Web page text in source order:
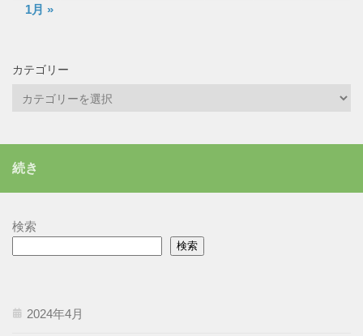
1月 »
カテゴリー
ー
続き
検索
検索
2024年4月